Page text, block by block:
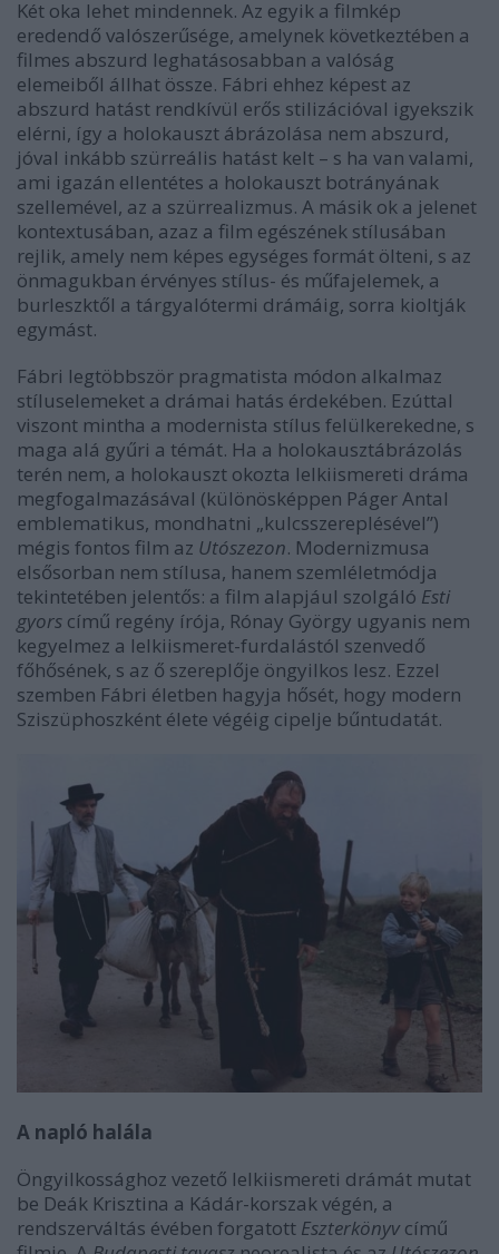
Két oka lehet mindennek. Az egyik a filmkép
eredendő valószerűsége, amelynek következtében a
filmes abszurd leghatásosabban a valóság
elemeiből állhat össze. Fábri ehhez képest az
abszurd hatást rendkívül erős stilizációval igyekszik
elérni, így a holokauszt ábrázolása nem abszurd,
jóval inkább szürreális hatást kelt – s ha van valami,
ami igazán ellentétes a holokauszt botrányának
szellemével, az a szürrealizmus. A másik ok a jelenet
kontextusában, azaz a film egészének stílusában
rejlik, amely nem képes egységes formát ölteni, s az
önmagukban érvényes stílus- és műfajelemek, a
burleszktől a tárgyalótermi drámáig, sorra kioltják
egymást.
Fábri legtöbbször pragmatista módon alkalmaz
stíluselemeket a drámai hatás érdekében. Ezúttal
viszont mintha a modernista stílus felülkerekedne, s
maga alá gyűri a témát. Ha a holokausztábrázolás
terén nem, a holokauszt okozta lelkiismereti dráma
megfogalmazásával (különösképpen Páger Antal
emblematikus, mondhatni „kulcsszereplésével”)
mégis fontos film az Utószezon. Modernizmusa
elsősorban nem stílusa, hanem szemléletmódja
tekintetében jelentős: a film alapjául szolgáló Esti
gyors című regény írója, Rónay György ugyanis nem
kegyelmez a lelkiismeret-furdalástól szenvedő
főhősének, s az ő szereplője öngyilkos lesz. Ezzel
szemben Fábri életben hagyja hősét, hogy modern
Sziszüphoszként élete végéig cipelje bűntudatát.
A napló halála
Öngyilkossághoz vezető lelkiismereti drámát mutat
be Deák Krisztina a Kádár-korszak végén, a
rendszerváltás évében forgatott Eszterkönyv című